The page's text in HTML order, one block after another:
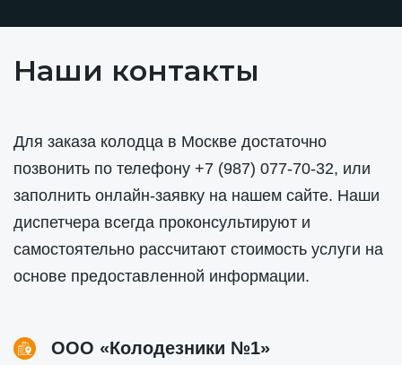
Наши контакты
Для заказа колодца в Москве достаточно
позвонить по телефону +7 (987) 077-70-32, или
заполнить онлайн-заявку на нашем сайте. Наши
диспетчера всегда проконсультируют и
самостоятельно рассчитают стоимость услуги на
основе предоставленной информации.
ООО «Колодезники №1»